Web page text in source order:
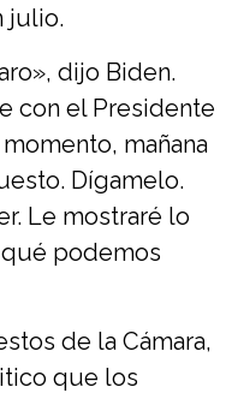
julio.
dijo Biden.
con el Presidente
mañana
Dígamelo.
Le mostraré lo
podemos
de la Cámara,
que los